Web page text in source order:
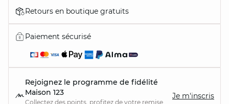
Retours en boutique gratuits
Paiement sécurisé
Rejoignez le programme de fidélité
Maison 123
Collectez des points, profitez de votre remise
Je m'inscris